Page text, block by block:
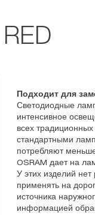
Подходит для
Светодиодные
интенсивное
всех
стандартными
потребляют
OSRAM дает на
У этих изделий
применять на
источника
информацией